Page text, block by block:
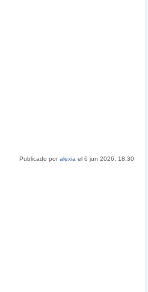
Publicado poralexia el 6 jun 2026, 18:30